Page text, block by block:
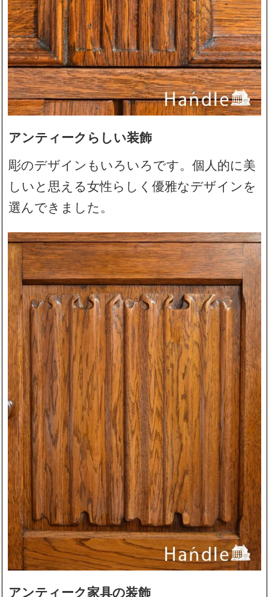
アンティークらしい装飾
彫のデザインもいろいろです。個人的に美
しいと思える女性らしく優雅なデザインを
選んできました。
アンティーク家具の装飾